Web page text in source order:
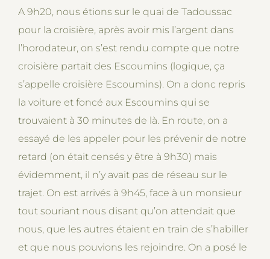
A 9h20, nous étions sur le quai de Tadoussac
pour la croisière, après avoir mis l’argent dans
l’horodateur, on s’est rendu compte que notre
croisière partait des Escoumins (logique, ça
s’appelle croisière Escoumins). On a donc repris
la voiture et foncé aux Escoumins qui se
trouvaient à 30 minutes de là. En route, on a
essayé de les appeler pour les prévenir de notre
retard (on était censés y être à 9h30) mais
évidemment, il n’y avait pas de réseau sur le
trajet. On est arrivés à 9h45, face à un monsieur
tout souriant nous disant qu’on attendait que
nous, que les autres étaient en train de s’habiller
et que nous pouvions les rejoindre. On a posé le